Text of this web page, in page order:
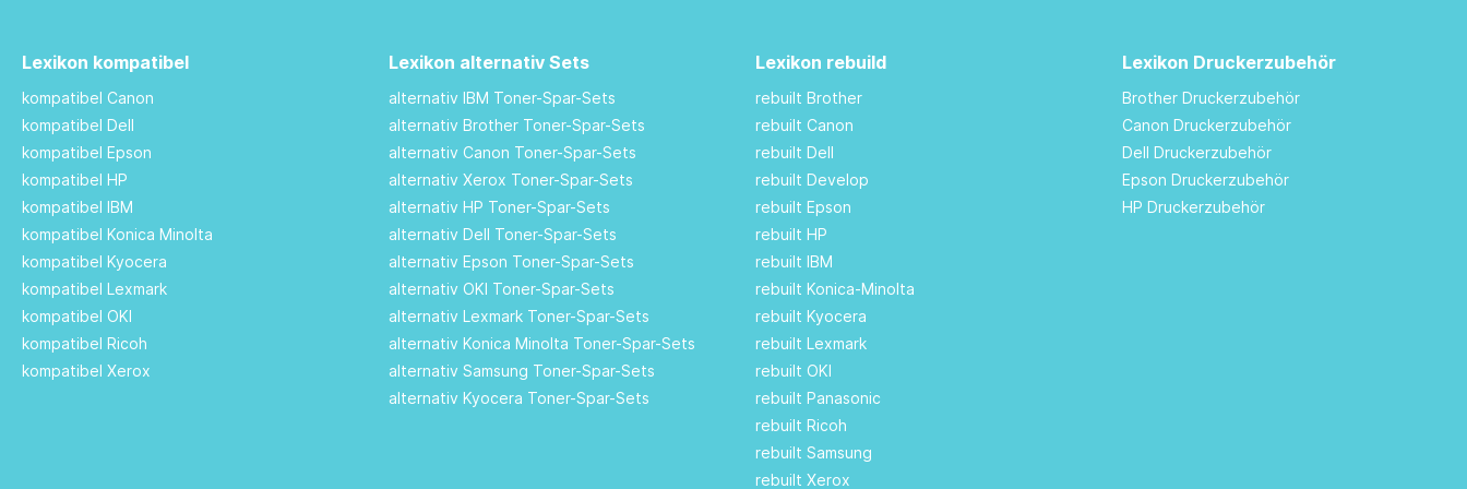
Lexikon kompatibel
kompatibel Canon
kompatibel Dell
kompatibel Epson
kompatibel HP
kompatibel IBM
kompatibel Konica Minolta
kompatibel Kyocera
kompatibel Lexmark
kompatibel OKI
kompatibel Ricoh
kompatibel Xerox
Lexikon alternativ Sets
alternativ IBM Toner-Spar-Sets
alternativ Brother Toner-Spar-Sets
alternativ Canon Toner-Spar-Sets
alternativ Xerox Toner-Spar-Sets
alternativ HP Toner-Spar-Sets
alternativ Dell Toner-Spar-Sets
alternativ Epson Toner-Spar-Sets
alternativ OKI Toner-Spar-Sets
alternativ Lexmark Toner-Spar-Sets
alternativ Konica Minolta Toner-Spar-Sets
alternativ Samsung Toner-Spar-Sets
alternativ Kyocera Toner-Spar-Sets
Lexikon rebuild
rebuilt Brother
rebuilt Canon
rebuilt Dell
rebuilt Develop
rebuilt Epson
rebuilt HP
rebuilt IBM
rebuilt Konica-Minolta
rebuilt Kyocera
rebuilt Lexmark
rebuilt OKI
rebuilt Panasonic
rebuilt Ricoh
rebuilt Samsung
rebuilt Xerox
Lexikon Druckerzubehör
Brother Druckerzubehör
Canon Druckerzubehör
Dell Druckerzubehör
Epson Druckerzubehör
HP Druckerzubehör